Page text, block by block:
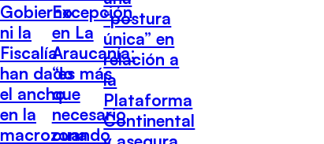
Gobierno
ni la
Fiscalía
han dado
el ancho
en la
macrozona
Excepción
en La
Araucanía:
“es más
que
necesario
cuando
“postura
única” en
relación a
la
Plataforma
Continental